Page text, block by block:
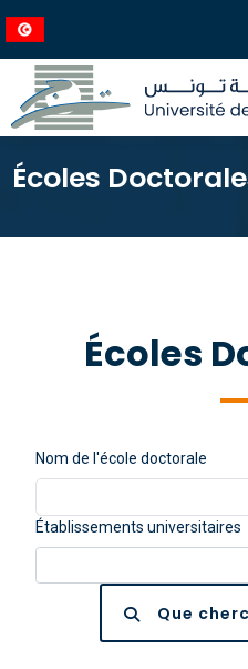
Écoles
Écoles
Nom de l'école doctorale
Établissements universitaires
Que